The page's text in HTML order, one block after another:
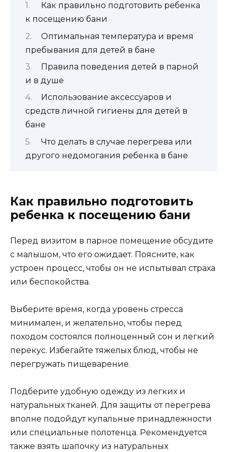
Как правильно подготовить ребенка
к посещению бани
Оптимальная температура и время
пребывания для детей в бане
Правила поведения детей в парной
и в душе
Использование аксессуаров и
средств личной гигиены для детей в
бане
Что делать в случае перегрева или
другого недомогания ребенка в бане
Как правильно подготовить
ребенка к посещению бани
Перед визитом в парное помещение обсудите
с малышом, что его ожидает. Поясните, как
устроен процесс, чтобы он не испытывал страха
или беспокойства.
Выберите время, когда уровень стресса
минимален, и желательно, чтобы перед
походом состоялся полноценный сон и легкий
перекус. Избегайте тяжелых блюд, чтобы не
перегружать пищеварение.
Подберите удобную одежду из легких и
натуральных тканей. Для защиты от перегрева
вполне подойдут купальные принадлежности
или специальные полотенца. Рекомендуется
также взять шапочку из натуральных